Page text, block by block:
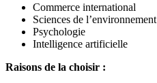
Commerce international
Sciences de l’environnement
Psychologie
Intelligence artificielle
Raisons de la choisir :